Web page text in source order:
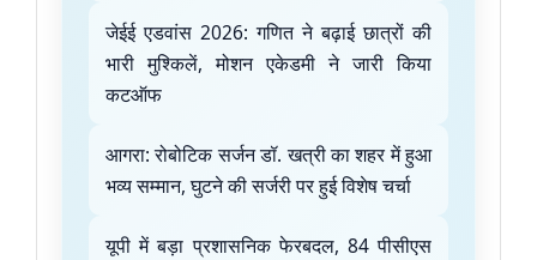
जेईई एडवांस 2026: गणित ने बढ़ाई छात्रों की
भारी मुश्किलें, मोशन एकेडमी ने जारी किया
कटऑफ
आगरा: रोबोटिक सर्जन डॉ. खत्री का शहर में हुआ
भव्य सम्मान, घुटने की सर्जरी पर हुई विशेष चर्चा
यूपी में बड़ा प्रशासनिक फेरबदल, 84 पीसीएस